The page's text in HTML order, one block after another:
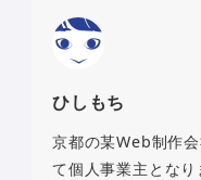
ひしもち
京都の某Web制作
て個人事業主となり